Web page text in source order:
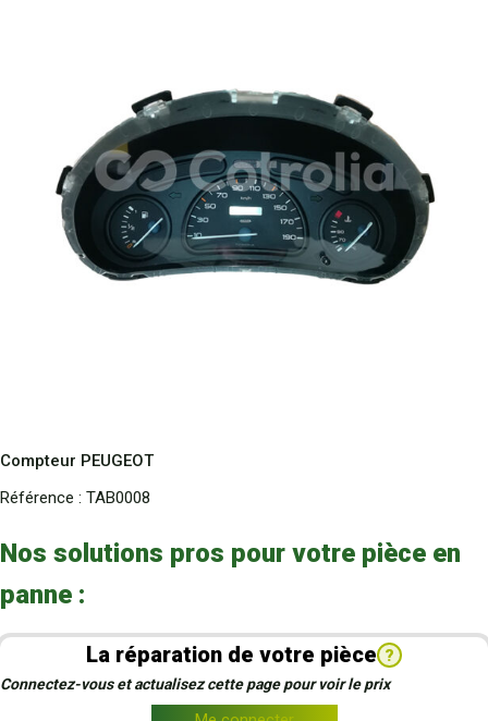
Compteur PEUGEOT
Référence : TAB0008
Nos solutions pros pour votre pièce en
panne :
La réparation de votre pièce ?
Connectez-vous et actualisez cette page pour voir le prix